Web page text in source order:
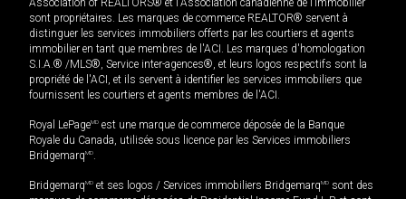
Association of REALTORS® et l'Association canadienne de l’immobilier
sont propriétaires. Les marques de commerce REALTOR® servent à
distinguer les services immobiliers offerts par les courtiers et agents
immobilier en tant que membres de l'ACI. Les marques d'homologation
S.I.A.® /MLS®, Service inter-agences®, et leurs logos respectifs sont la
propriété de l'ACI, et ils servent à identifier les services immobiliers que
fournissent les courtiers et agents membres de l'ACI.
Royal LePageMD est une marque de commerce déposée de la Banque
Royale du Canada, utilisée sous licence par les Services immobiliers
BridgemarqMD.
BridgemarqMD et ses logos / Services immobiliers BridgemarqMD sont des